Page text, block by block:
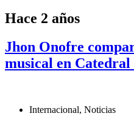
Hace 2 años
Jhon Onofre
musical en Catedral
Internacional, Noticias